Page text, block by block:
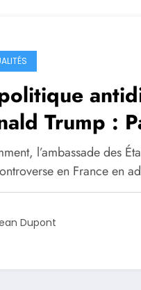
Trump :
«
l’ambassade des
en France en
Dupont